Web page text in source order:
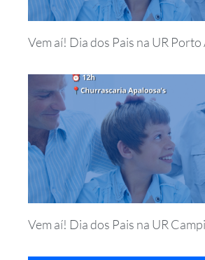
Vem aí! Dia dos Pais na UR
Vem aí! Dia dos Pais na UR